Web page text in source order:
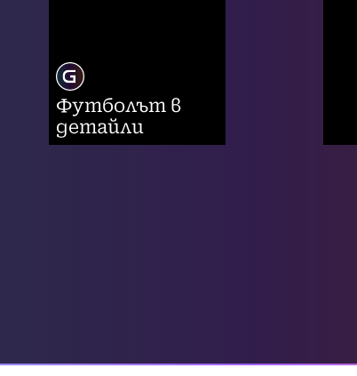
Футболът в
детайли